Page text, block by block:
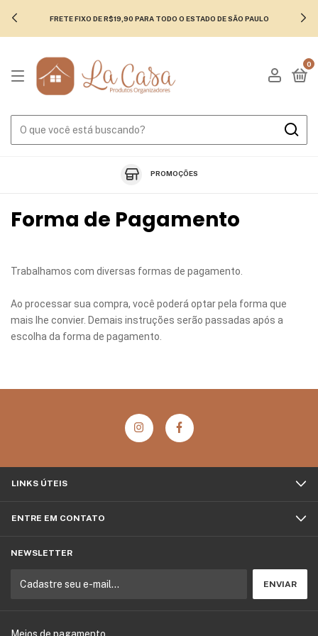
FRETE FIXO DE R$19,90 PARA TODO O ESTADO DE SÃO PAULO
0
PROMOÇÕES
Forma de Pagamento
Trabalhamos com diversas formas de pagamento.
Ao processar sua compra, você poderá optar pela forma que
mais lhe convier. Demais instruções serão passadas após a
escolha da forma de pagamento.
LINKS ÚTEIS
ENTRE EM CONTATO
NEWSLETTER
Meios de pagamento